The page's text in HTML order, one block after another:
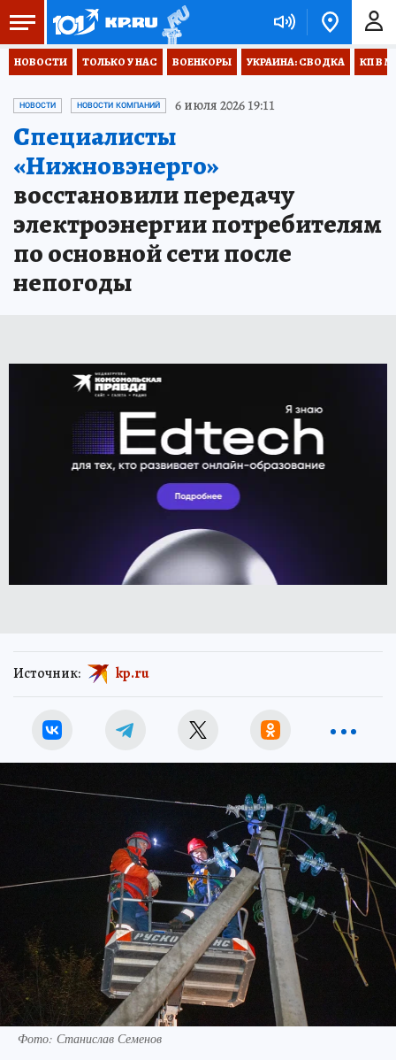
НОВОСТИ ТОЛЬКО У НАС ВОЕНКОРЫ УКРАИНА: СВОДКА КП В
НОВОСТИ НОВОСТИ КОМПАНИЙ 6 июля 2026 19:11
Специалисты
«Нижновэнерго»
восстановили передачу
электроэнергии потребителям
по основной сети после
непогоды
Источник: kp.ru
Фото: Станислав Семенов